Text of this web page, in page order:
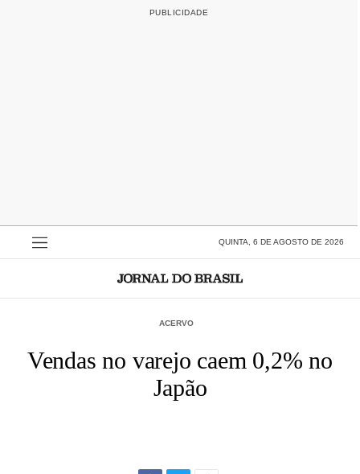
QUINTA, 6 DE AGOSTO DE 2026
ACERVO
Vendas no varejo caem 0,2% no
Japão